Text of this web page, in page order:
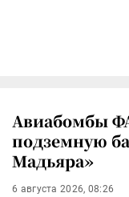
Авиабомбы
подземную
Мадьяра»
6 августа 2026, 08:26